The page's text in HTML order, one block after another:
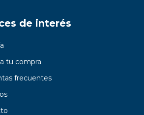
de interés
tu compra
frecuentes